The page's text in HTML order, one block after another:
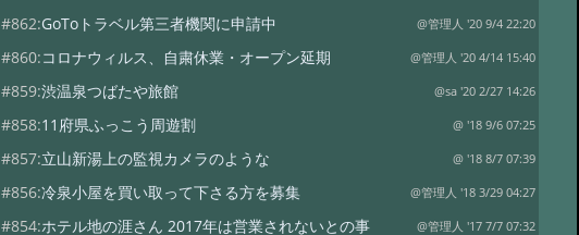
#862:GoToトラベル第三者機関に申請中 @管理人 '20 9/4 22:20
#860:コロナウィルス、自粛休業・オープン延期 @管理人 '20 4/14 15:40
#859:渋温泉つばたや旅館 @sa '20 2/27 14:26
#858:11府県ふっこう周遊割 @ '18 9/6 07:25
#857:立山新湯上の監視カメラのような @ '18 8/7 07:39
#856:冷泉小屋を買い取って下さる方を募集 @管理人 '18 3/29 04:27
#854:ホテル地の涯さん 2017年は営業されないとの事 @管理人 '17 7/7 07:32